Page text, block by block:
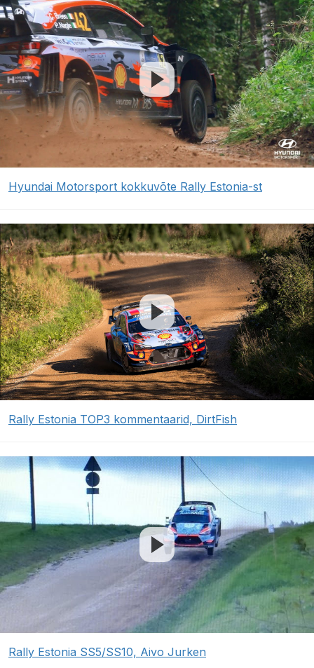
Hyundai Motorsport kokkuvõte Rally Estonia-st
Rally Estonia TOP3 kommentaarid, DirtFish
Rally Estonia SS5/SS10, Aivo Jurken